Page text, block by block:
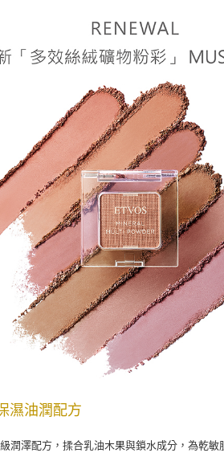
濕油潤配方
潤澤配方，揉合乳油木果與鎖水成分，為乾